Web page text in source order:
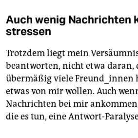
Auch wenig Nachrichten
stressen
Trotzdem liegt mein
beantworten, nicht etwa daran,
übermäßig viele Freund_innen
etwas von mir wollen. Auch
Nachrichten bei mir
die es tun, eine Antwort-